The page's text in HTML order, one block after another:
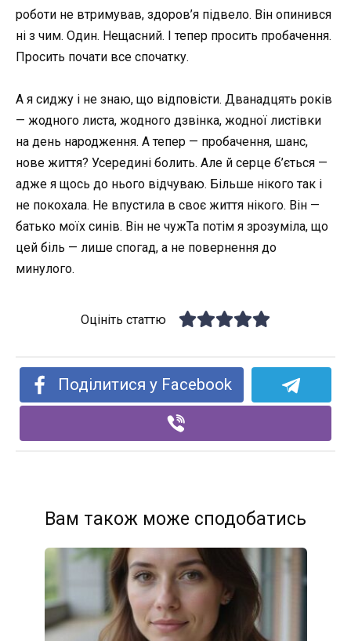
роботи не втримував, здоров’я підвело. Він опинився
ні з чим. Один. Нещасний. І тепер просить пробачення.
Просить почати все спочатку.
А я сиджу і не знаю, що відповісти. Дванадцять років
— жодного листа, жодного дзвінка, жодної листівки
на день народження. А тепер — пробачення, шанс,
нове життя? Усередині болить. Але й серце б’ється —
адже я щось до нього відчуваю. Більше нікого так і
не покохала. Не впустила в своє життя нікого. Він —
батько моїх синів. Він не чужТа потім я зрозуміла, що
цей біль — лише спогад, а не повернення до
минулого.
Оцініть статтю
Поділитися у Facebook
Вам також може сподобатись